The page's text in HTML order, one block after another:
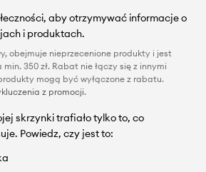
aby otrzymywać informacje o
i produktach.
obejmuje nieprzecenione produkty i jest
350 zł. Rabat nie łączy się z innymi
mogą być wyłączone z rabatu.
z promocji.
skrzynki trafiało tylko to, co
Powiedz, czy jest to: